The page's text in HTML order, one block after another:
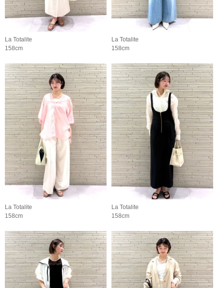
La Totalite
158cm
La Totalite
158cm
La Totalite
158cm
La Totalite
158cm